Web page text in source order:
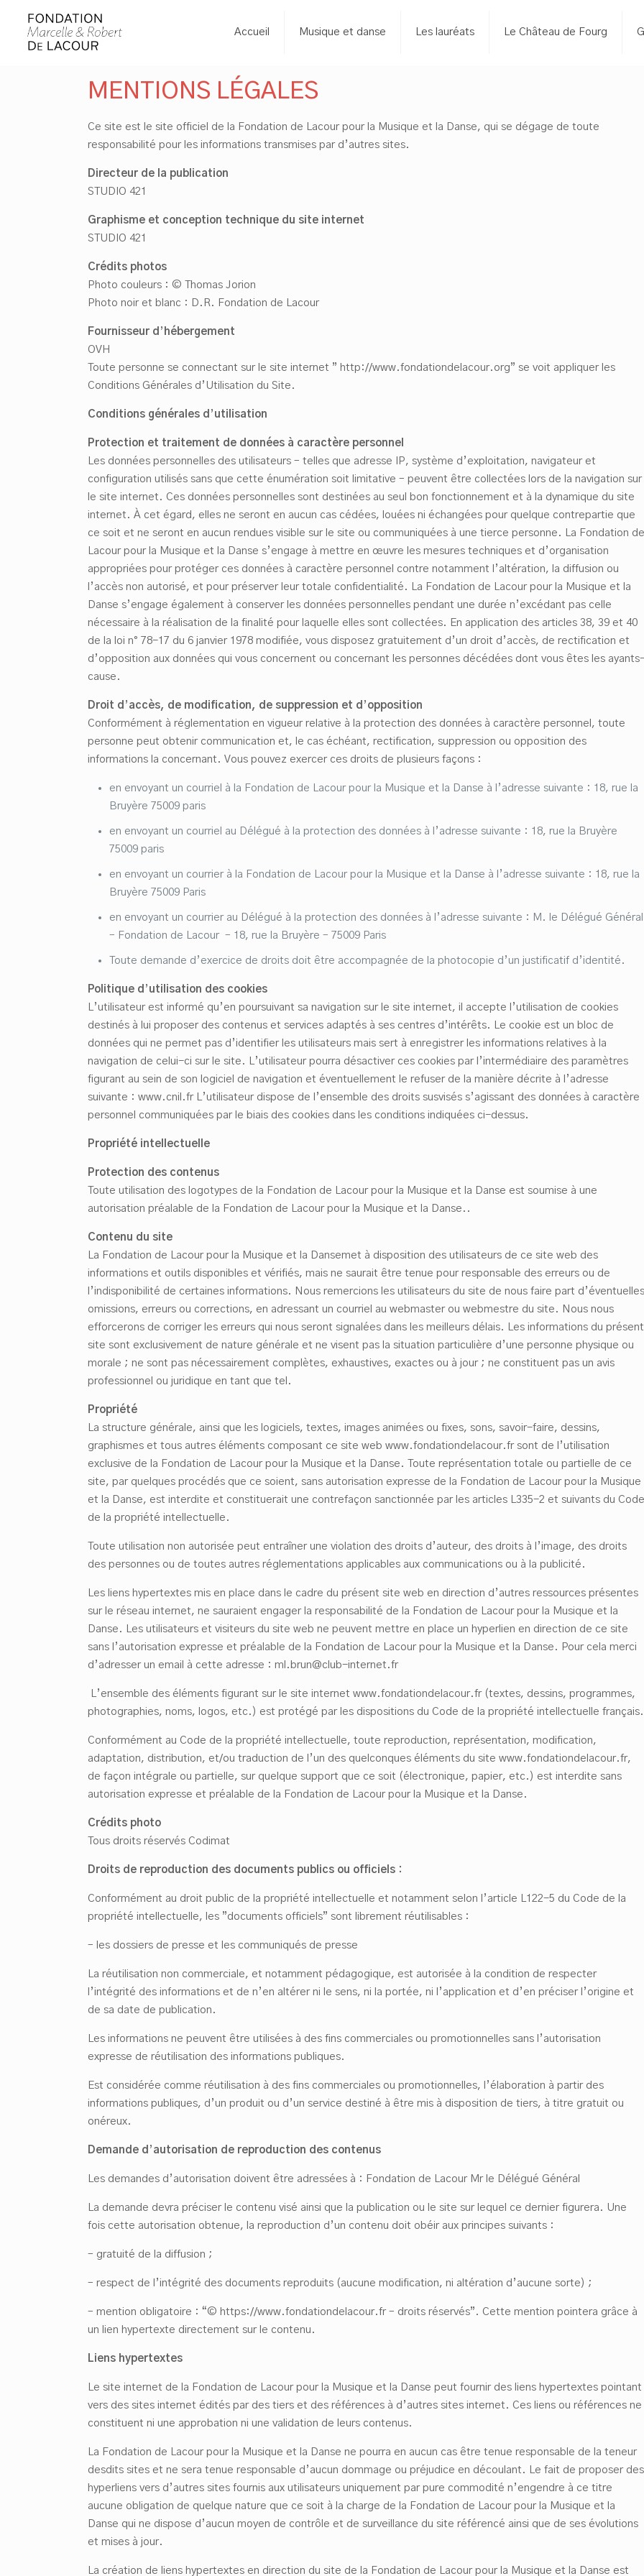
Accueil Musique et danse Les lauréats Le Château de Fourg
MENTIONS LÉGALES
Ce site est le site officiel de la Fondation de Lacour pour la Musique et la Danse, qui se dégage de toute
responsabilité pour les informations transmises par d’autres sites.
Directeur de la publication
STUDIO 421
Graphisme et conception technique du site internet
STUDIO 421
Crédits photos
Photo couleurs : © Thomas Jorion
Photo noir et blanc : D.R. Fondation de Lacour
Fournisseur d ’ hébergement
OVH
Toute personne se connectant sur le site internet ” http://www.fondationdelacour.org” se voit appliquer les
Conditions Générales d’Utilisation du Site.
Conditions générales d ’ utilisation
Protection et traitement de données à caractère personnel
Les données personnelles des utilisateurs – telles que adresse IP, système d’exploitation, navigateur et
configuration utilisés sans que cette énumération soit limitative – peuvent être collectées lors de la navigation sur
le site internet. Ces données personnelles sont destinées au seul bon fonctionnement et à la dynamique du site
internet. À cet égard, elles ne seront en aucun cas cédées, louées ni échangées pour quelque contrepartie que
ce soit et ne seront en aucun rendues visible sur le site ou communiquées à une tierce personne. La Fondation de
Lacour pour la Musique et la Danse s’engage à mettre en œuvre les mesures techniques et d’organisation
appropriées pour protéger ces données à caractère personnel contre notamment l’altération, la diffusion ou
l’accès non autorisé, et pour préserver leur totale confidentialité. La Fondation de Lacour pour la Musique et la
Danse s’engage également à conserver les données personnelles pendant une durée n’excédant pas celle
nécessaire à la réalisation de la finalité pour laquelle elles sont collectées. En application des articles 38, 39 et 40
de la loi n° 78-17 du 6 janvier 1978 modifiée, vous disposez gratuitement d’un droit d’accès, de rectification et
d’opposition aux données qui vous concernent ou concernant les personnes décédées dont vous êtes les
cause.
Droit d ’ accès, de modification, de suppression et d ’ opposition
Conformément à réglementation en vigueur relative à la protection des données à caractère personnel, toute
personne peut obtenir communication et, le cas échéant, rectification, suppression ou opposition des
informations la concernant. Vous pouvez exercer ces droits de plusieurs façons :
en envoyant un courriel à la Fondation de Lacour pour la Musique et la Danse à l’adresse suivante : 18, rue la
Bruyère 75009 paris
en envoyant un courriel au Délégué à la protection des données à l’adresse suivante : 18, rue la Bruyère
75009 paris
en envoyant un courrier à la Fondation de Lacour pour la Musique et la Danse à l’adresse suivante : 18, rue la
Bruyère 75009 Paris
en envoyant un courrier au Délégué à la protection des données à l’adresse suivante : M. le Délégué Général
– Fondation de Lacour – 18, rue la Bruyère – 75009 Paris
Toute demande d’exercice de droits doit être accompagnée de la photocopie d’un justificatif d’identité.
Politique d ’ utilisation des cookies
L’utilisateur est informé qu’en poursuivant sa navigation sur le site internet, il accepte l’utilisation de cookies
destinés à lui proposer des contenus et services adaptés à ses centres d’intérêts. Le cookie est un bloc de
données qui ne permet pas d’identifier les utilisateurs mais sert à enregistrer les informations relatives à la
navigation de celui-ci sur le site. L’utilisateur pourra désactiver ces cookies par l’intermédiaire des paramètres
figurant au sein de son logiciel de navigation et éventuellement le refuser de la manière décrite à l’adresse
suivante : www.cnil.fr L’utilisateur dispose de l’ensemble des droits susvisés s’agissant des données à caractère
personnel communiquées par le biais des cookies dans les conditions indiquées ci-dessus.
Propriété intellectuelle
Protection des contenus
Toute utilisation des logotypes de la Fondation de Lacour pour la Musique et la Danse est soumise à une
autorisation préalable de la Fondation de Lacour pour la Musique et la Danse..
Contenu du site
La Fondation de Lacour pour la Musique et la Dansemet à disposition des utilisateurs de ce site web des
informations et outils disponibles et vérifiés, mais ne saurait être tenue pour responsable des erreurs ou de
l’indisponibilité de certaines informations. Nous remercions les utilisateurs du site de nous faire part d’éventuelles
omissions, erreurs ou corrections, en adressant un courriel au webmaster ou webmestre du site. Nous nous
efforcerons de corriger les erreurs qui nous seront signalées dans les meilleurs délais. Les informations du présent
site sont exclusivement de nature générale et ne visent pas la situation particulière d’une personne physique ou
morale ; ne sont pas nécessairement complètes, exhaustives, exactes ou à jour ; ne constituent pas un avis
professionnel ou juridique en tant que tel.
Propriété
La structure générale, ainsi que les logiciels, textes, images animées ou fixes, sons, savoir-faire, dessins,
graphismes et tous autres éléments composant ce site web www.fondationdelacour.fr sont de l’utilisation
exclusive de la Fondation de Lacour pour la Musique et la Danse. Toute représentation totale ou partielle de ce
site, par quelques procédés que ce soient, sans autorisation expresse de la Fondation de Lacour pour la Musique
et la Danse, est interdite et constituerait une contrefaçon sanctionnée par les articles L335-2 et suivants du Code
de la propriété intellectuelle.
Toute utilisation non autorisée peut entraîner une violation des droits d’auteur, des droits à l’image, des droits
des personnes ou de toutes autres réglementations applicables aux communications ou à la publicité.
Les liens hypertextes mis en place dans le cadre du présent site web en direction d’autres ressources présentes
sur le réseau internet, ne sauraient engager la responsabilité de la Fondation de Lacour pour la Musique et la
Danse. Les utilisateurs et visiteurs du site web ne peuvent mettre en place un hyperlien en direction de ce site
sans l’autorisation expresse et préalable de la Fondation de Lacour pour la Musique et la Danse. Pour cela merci
d’adresser un email à cette adresse : ml.brun@club-internet.fr
L’ensemble des éléments figurant sur le site internet www.fondationdelacour.fr (textes, dessins, programmes,
photographies, noms, logos, etc.) est protégé par les dispositions du Code de la propriété intellectuelle français.
Conformément au Code de la propriété intellectuelle, toute reproduction, représentation, modification,
adaptation, distribution, et/ou traduction de l’un des quelconques éléments du site www.fondationdelacour.fr,
de façon intégrale ou partielle, sur quelque support que ce soit (électronique, papier, etc.) est interdite sans
autorisation expresse et préalable de la Fondation de Lacour pour la Musique et la Danse.
Crédits photo
Tous droits réservés Codimat
Droits de reproduction des documents publics ou officiels :
Conformément au droit public de la propriété intellectuelle et notamment selon l’article L122-5 du Code de la
propriété intellectuelle, les ”documents officiels” sont librement réutilisables :
– les dossiers de presse et les communiqués de presse
La réutilisation non commerciale, et notamment pédagogique, est autorisée à la condition de respecter
l’intégrité des informations et de n’en altérer ni le sens, ni la portée, ni l’application et d’en préciser l’origine et
de sa date de publication.
Les informations ne peuvent être utilisées à des fins commerciales ou promotionnelles sans l’autorisation
expresse de réutilisation des informations publiques.
Est considérée comme réutilisation à des fins commerciales ou promotionnelles, l’élaboration à partir des
informations publiques, d’un produit ou d’un service destiné à être mis à disposition de tiers, à titre gratuit ou
onéreux.
Demande d ’ autorisation de reproduction des contenus
Les demandes d’autorisation doivent être adressées à : Fondation de Lacour Mr le Délégué Général
La demande devra préciser le contenu visé ainsi que la publication ou le site sur lequel ce dernier figurera. Une
fois cette autorisation obtenue, la reproduction d’un contenu doit obéir aux principes suivants :
– gratuité de la diffusion ;
– respect de l’intégrité des documents reproduits (aucune modification, ni altération d’aucune sorte) ;
– mention obligatoire : “© https://www.fondationdelacour.fr – droits réservés”. Cette mention pointera grâce à
un lien hypertexte directement sur le contenu.
Liens hypertextes
Le site internet de la Fondation de Lacour pour la Musique et la Danse peut fournir des liens hypertextes pointant
vers des sites internet édités par des tiers et des références à d’autres sites internet. Ces liens ou références ne
constituent ni une approbation ni une validation de leurs contenus.
La Fondation de Lacour pour la Musique et la Danse ne pourra en aucun cas être tenue responsable de la teneur
desdits sites et ne sera tenue responsable d’aucun dommage ou préjudice en découlant. Le fait de proposer des
hyperliens vers d’autres sites fournis aux utilisateurs uniquement par pure commodité n’engendre à ce titre
aucune obligation de quelque nature que ce soit à la charge de la Fondation de Lacour pour la Musique et la
Danse qui ne dispose d’aucun moyen de contrôle et de surveillance du site référencé ainsi que de ses évolutions
et mises à jour.
La création de liens hypertextes en direction du site de la Fondation de Lacour pour la Musique et la Danse est